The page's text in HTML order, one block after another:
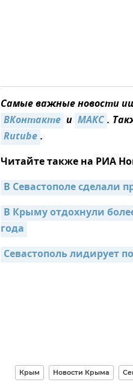
Самые важные новости
ВКонтакте и MAКС.
Rutube.
Читайте также на РИА
В Севастополе сделали
В Крыму отдохнули
года
Севастополь лидирует
Крым Новости Крыма